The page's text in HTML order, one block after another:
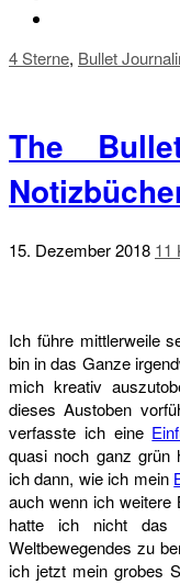
4 Sterne, Bullet
The
15. Dezember 2018 11
Ich führe mittlerweile
bin in das Ganze
mich kreativ
dieses Austoben
verfasste ich eine
quasi noch ganz grün
ich dann, wie ich mein
auch wenn ich weitere
hatte ich nicht das
Weltbewegendes zu
ich jetzt mein grobes